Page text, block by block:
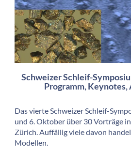
Schweizer Schleif-
Programm, Keynotes,
Das vierte Schweizer Schleif-
und 6. Oktober über 30 Vorträge
Zürich. Auffällig viele davon
Modellen.